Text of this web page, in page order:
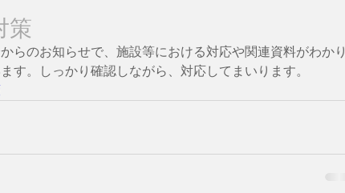
策
らのお知らせで、施設等における対応や関連資料がわかり
す。しっかり確認しながら、対応してまいります。